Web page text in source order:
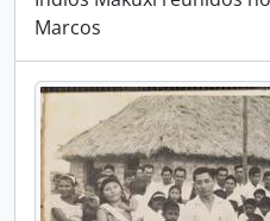
Marcos